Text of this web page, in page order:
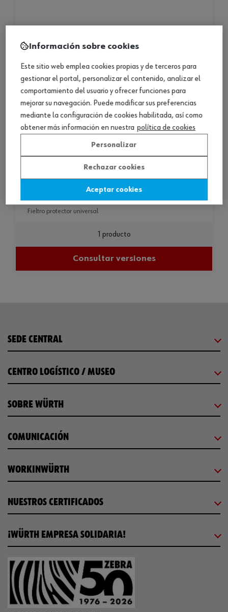
fieltro protector universal
1 producto
Consultar versiones
SEDE CENTRAL
CENTRO LOGÍSTICO / MUSEO
SOBRE WÜRTH
COMUNICACIÓN
WORKINWÜRTH
NUESTROS CERTIFICADOS
¡WÜRTH EMPRESA SOLIDARIA!
Información sobre cookies
Este sitio web emplea cookies propias y de terceros para
gestionar el portal, personalizar el contenido, analizar el
comportamiento del usuario y ofrecer funciones para
mejorar su navegación. Puede modificar sus preferencias
mediante la configuración de cookies habilitada, así como
obtener más información en nuestra política de cookies
Personalizar
Rechazar cookies
Aceptar cookies